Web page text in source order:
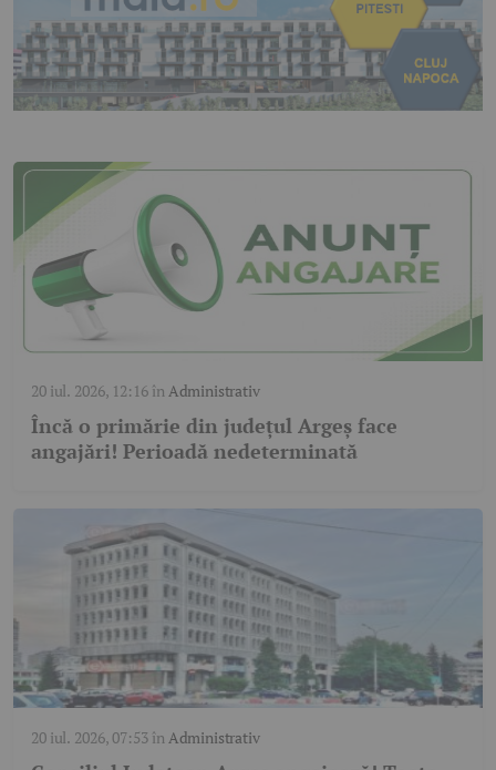
20 iul. 2026, 12:16înAdministrativ
Încă o primărie din județul Argeș face
angajări! Perioadă nedeterminată
20 iul. 2026, 07:53înAdministrativ